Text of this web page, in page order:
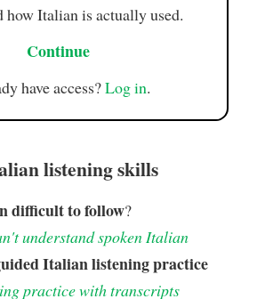
how Italian is actually used.
Continue
have access?Log in.
listening skills
difficult to follow?
understand spoken Italian
Italian listening practice
practice with transcripts